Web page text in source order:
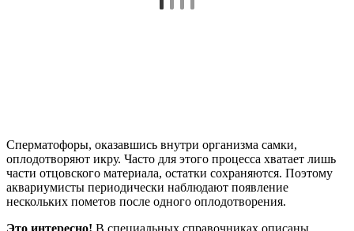
Сперматофоры, оказавшись внутри организма самки,
оплодотворяют икру. Часто для этого процесса хватает лишь
части отцовского материала, остатки сохраняются. Поэтому
аквариумисты периодически наблюдают появление
нескольких пометов после одного оплодотворения.
Это интересно! В специальных справочниках описаны